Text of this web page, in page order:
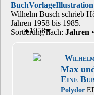
BuchVorlageIllustration
Wilhelm Busch schrieb
Jahren 1958 bis 1985.
Sortierung nach:Jahren
1958
Max
Eine
Polydor